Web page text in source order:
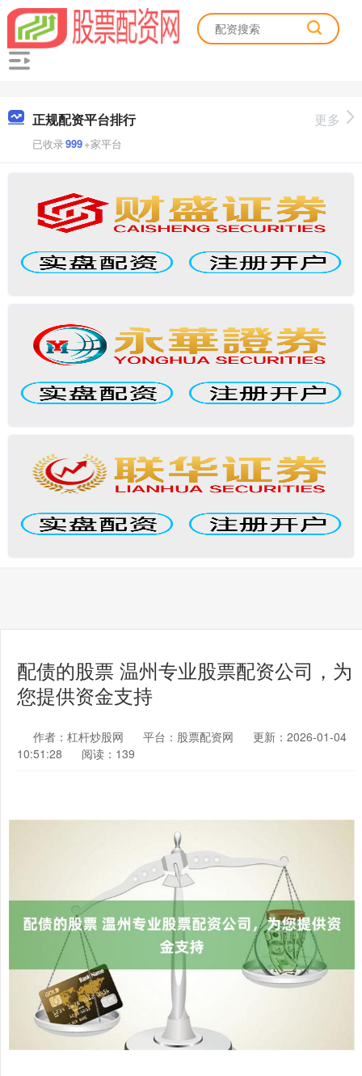
正规配资平台排行
已收录999+家平台
更多
配债的股票 温州专业股票配资公司，为
您提供资金支持
作者：杠杆炒股网 平台：股票配资网
更新：2026-01-04
10:51:28
阅读：139